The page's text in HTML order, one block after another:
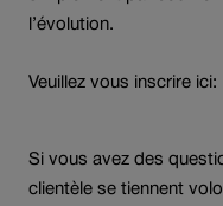
l’évolution.
Veuillez vous inscrire ici:
Si vous avez des
clientèle se tiennent